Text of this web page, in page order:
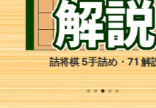
詰将棋 5手詰め・71 解説